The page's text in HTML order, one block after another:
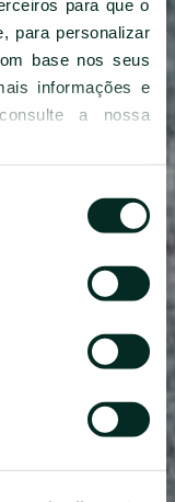
para que o
para personalizar
base nos seus
informações e
a nossa
Furnas
do Vale das
a 1775, quando o
o refúgio de
seduz todos os